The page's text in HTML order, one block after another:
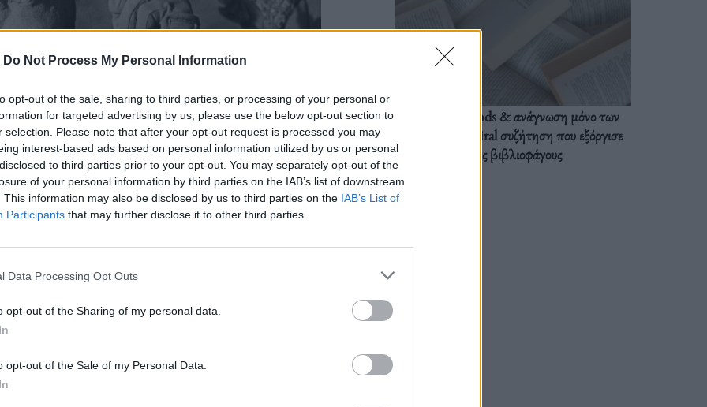
Do Not Process My Personal Information
opt-out of the sale, sharing to third parties, or processing of your personal or
for targeted advertising by us, please use the below opt-out section to
selection. Please note that after your opt-out request is processed you may
interest-based ads based on personal information utilized by us or personal
to third parties prior to your opt-out. You may separately opt-out of the
of your personal information by third parties on the IAB’s list of downstream
This information may also be disclosed by us to third parties on the IAB’s List of
Participants that may further disclose it to other third parties.
Data Processing Opt Outs
opt-out of the Sharing of my personal data.
opt-out of the Sale of my Personal Data.
τον τρόπο που
καθρεφτίζουν τις ανησυχίες σου και
προοπτικών για τη ζωή και την
BookTok trends & ανάγνωση μόνο των
διαλόγων: Η viral συζήτηση που εξόργισε
τους βιβλιοφάγους